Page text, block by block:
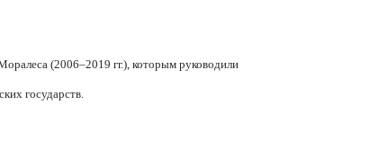
(2006–2019 гг.), которым руководили
государств.